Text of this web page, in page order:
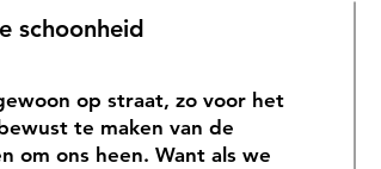
op straat, zo voor het
te maken van de
om ons heen. Want als we
schoonheid